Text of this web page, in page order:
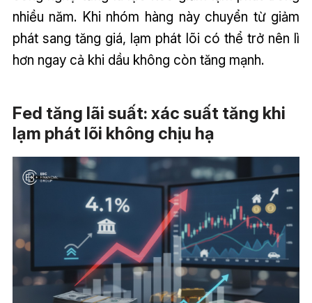
nhiều năm. Khi nhóm hàng này chuyển từ giảm
phát sang tăng giá, lạm phát lõi có thể trở nên lì
hơn ngay cả khi dầu không còn tăng mạnh.
Fed tăng lãi suất: xác suất tăng khi
lạm phát lõi không chịu hạ